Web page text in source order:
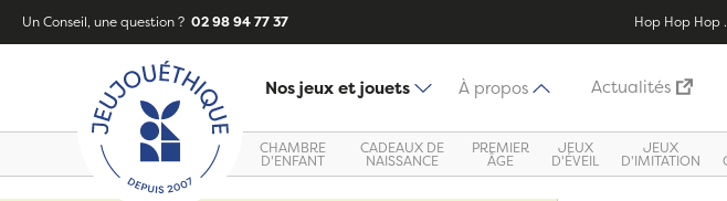
Un Conseil, une question ? 02 98 94 77 37 Hop Hop Hop
Nos jeux et jouets À propos Actualités
CHAMBRE
D'ENFANT
CADEAUX DE
NAISSANCE
PREMIER
ÂGE
JEUX
D'ÉVEIL
JEUX
D'IMITATION